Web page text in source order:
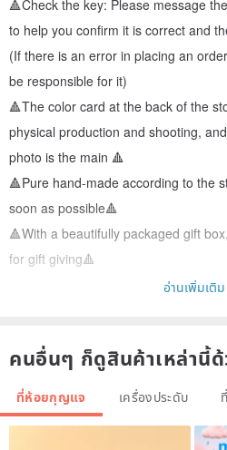
🔺Check the key: Please message
to help you confirm it is correct and
(If there is an error in placing an
be responsible for it)
🔺The color card at the back of the
physical production and shooting,
photo is the main 🔺
🔺Pure hand-made according to the
soon as possible🔺
🔺With a beautifully packaged gift
for gift giving🔺
🇮🇹All Taiwan supercar main car key
🇮🇹 Exclusively developed car key
อ่านเพิ่มเติม
คนอื่นๆ ก็ดูสินค้าเหล่านี้
ที่ห้อยกุญแจ เครื่องประดับ